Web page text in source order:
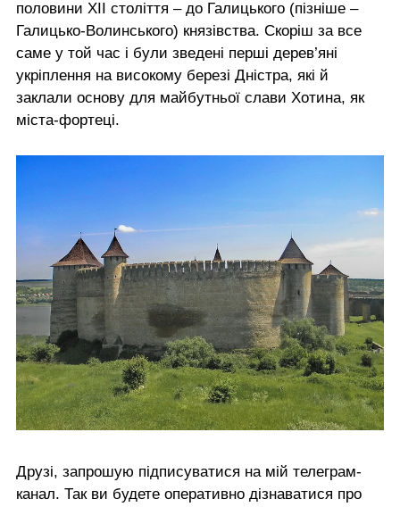
половини ХІІ століття – до Галицького (пізніше –
Галицько-Волинського) князівства. Скоріш за все
саме у той час і були зведені перші дерев’яні
укріплення на високому березі Дністра, які й
заклали основу для майбутньої слави Хотина, як
міста-фортеці.
Друзі, запрошую підписуватися на мій телеграм-
канал. Так ви будете оперативно дізнаватися про